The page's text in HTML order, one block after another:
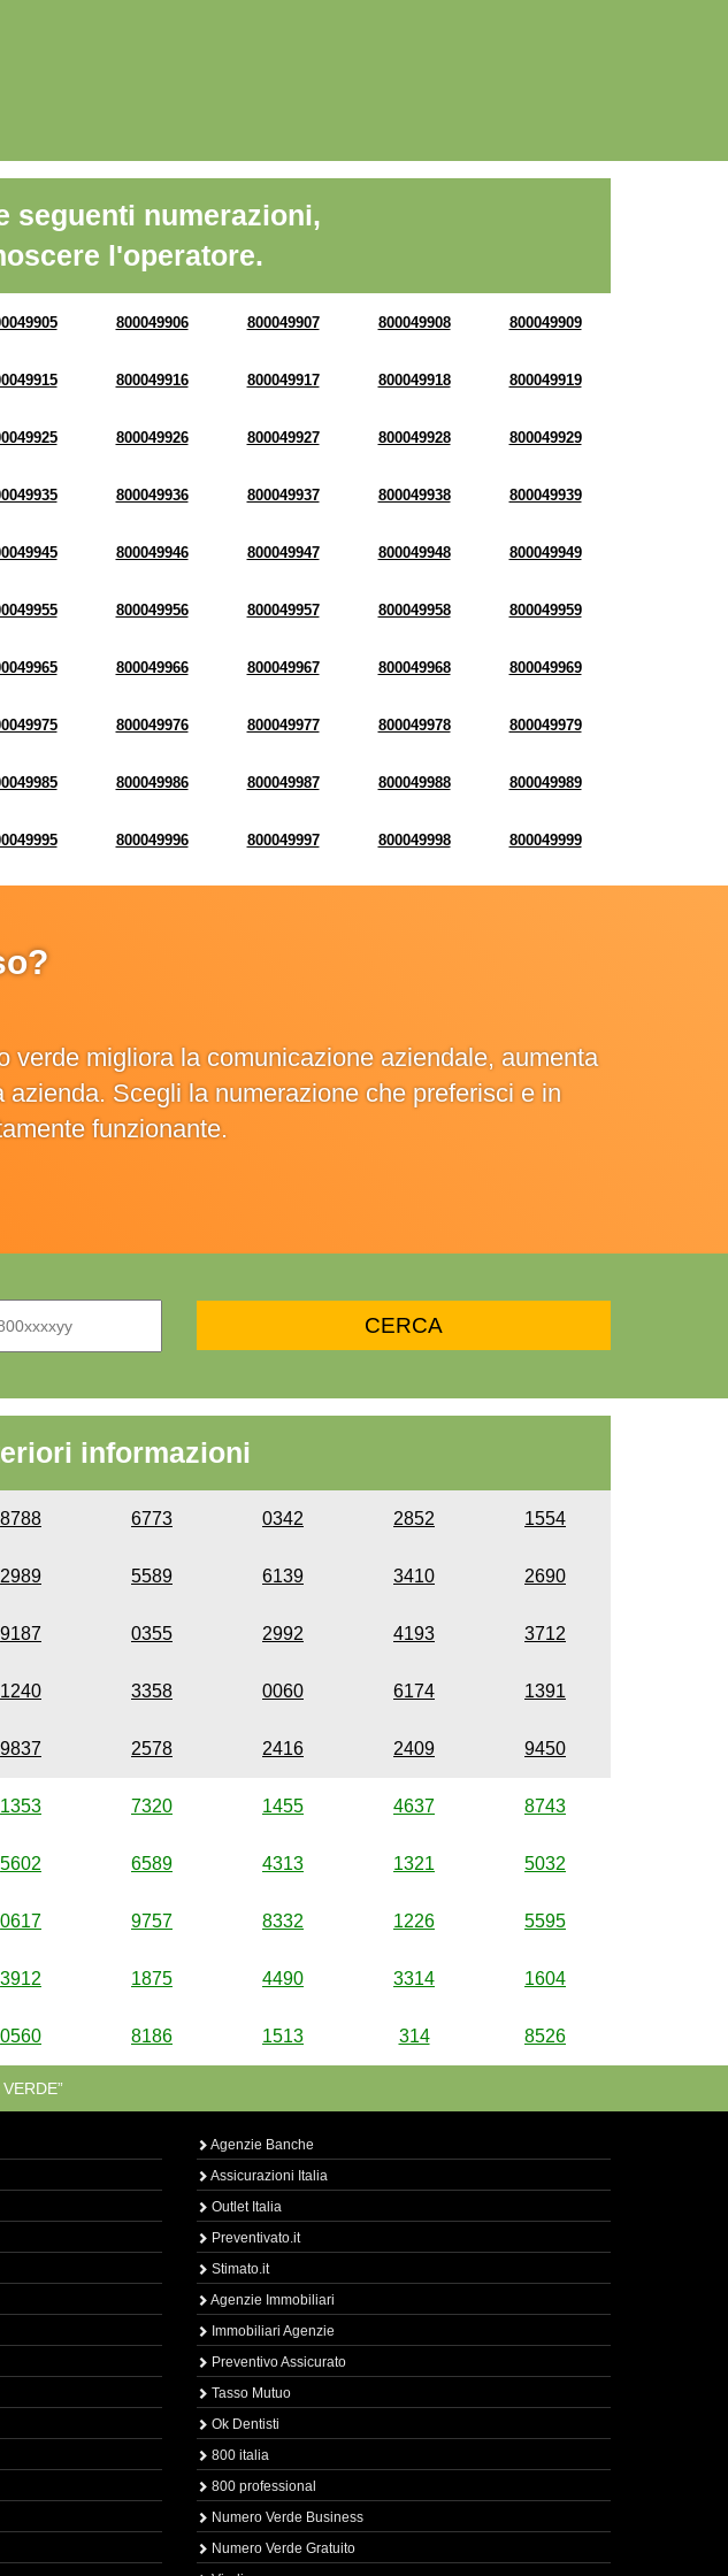
seguenti numerazioni,
l'operatore.
800049906 800049907 800049908 800049909
800049916 800049917 800049918 800049919
800049926 800049927 800049928 800049929
800049936 800049937 800049938 800049939
800049946 800049947 800049948 800049949
800049956 800049957 800049958 800049959
800049966 800049967 800049968 800049969
800049976 800049977 800049978 800049979
800049986 800049987 800049988 800049989
800049996 800049997 800049998 800049999
migliora la comunicazione aziendale, aumenta
Scegli la numerazione che preferisci e in
funzionante.
informazioni
8788 6773 0342 2852 1554
2989 5589 6139 3410 2690
9187 0355 2992 4193 3712
1240 3358 0060 6174 1391
9837 2578 2416 2409 9450
1353 7320 1455 4637 8743
5602 6589 4313 1321 5032
0617 9757 8332 1226 5595
3912 1875 4490 3314 1604
0560 8186 1513 314 8526
Agenzie Banche
Assicurazioni Italia
Outlet Italia
Preventivato.it
Stimato.it
Agenzie Immobiliari
Immobiliari Agenzie
Preventivo Assicurato
Tasso Mutuo
Ok Dentisti
800 italia
800 professional
Numero Verde Business
Numero Verde Gratuito